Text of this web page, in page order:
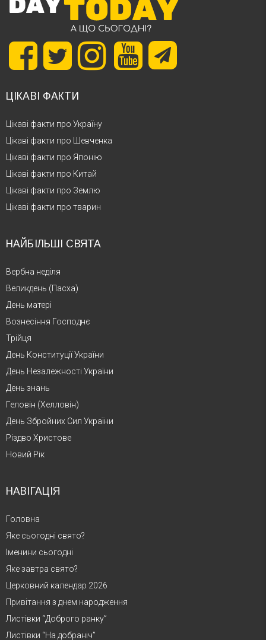
ЦІКАВІ ФАКТИ
Цікаві факти про Україну
Цікаві факти про Шевченка
Цікаві факти про Японію
Цікаві факти про Китай
Цікаві факти про Землю
Цікаві факти про тварин
НАЙБІЛЬШІ СВЯТА
Вербна неділя
Великдень (Пасха)
День матері
Вознесіння Господнє
Трійця
День Конституції України
День Незалежності України
День знань
Геловін (Хелловін)
День Збройних Сил України
Різдво Христове
Новий Рік
НАВІГАЦІЯ
Головна
Яке сьогодні свято?
Іменини сьогодні
Яке завтра свято?
Церковний календар 2026
Привітання з днем народження
Листівки “Доброго ранку”
Листівки “На добраніч”